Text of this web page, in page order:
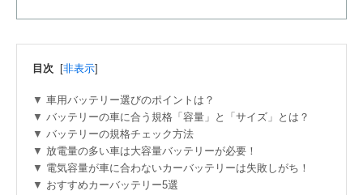
目次 [非表示]
車用バッテリー選びのポイントは？
バッテリーの車に合う規格「容量」と「サイズ」とは？
バッテリーの規格チェック方法
放電量の多い車は大容量バッテリーが必要！
電気容量が車に合わないカーバッテリーは失敗しがち！
おすすめカーバッテリー5選